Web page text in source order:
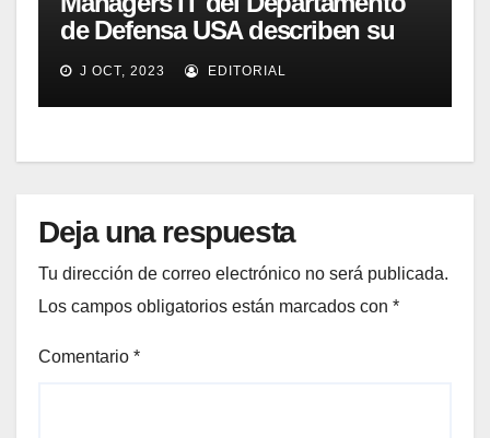
de Defensa USA describen su
implementación SOA
J OCT, 2023 EDITORIAL
Deja una respuesta
Tu dirección de correo electrónico no será publicada.
Los campos obligatorios están marcados con *
Comentario *